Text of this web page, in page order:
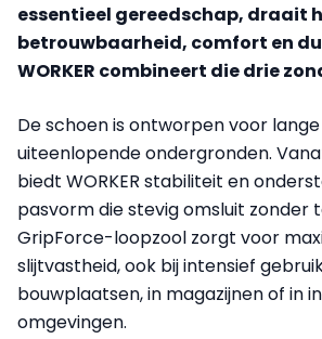
essentieel gereedschap, draait
betrouwbaarheid, comfort en
WORKER combineert die drie
De schoen is ontworpen voor
uiteenlopende ondergronden.
biedt WORKER stabiliteit en
pasvorm die stevig omsluit zonder
GripForce-loopzool zorgt voor
slijtvastheid, ook bij intensief
bouwplaatsen, in magazijnen of in
omgevingen.